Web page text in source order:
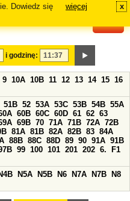
Dowiedz się
więcej x
i godzinę:
9 10A 10B 11 12 13 14 15 16
51B 52 53A 53C 53B 54B 55A
60B 60C 60D 61 62 63
69B 70 71A 71B 72A 72B
81A 81B 82A 82B 83 84A
88B 88C 88D 89 90 91A 91B
99 100 101 201 202 6.
F1
N5A N5B N6 N7A N7B
N8